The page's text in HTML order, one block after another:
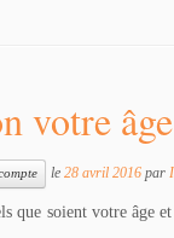
votre âge
le 28 avril 2016 par
que soient votre âge